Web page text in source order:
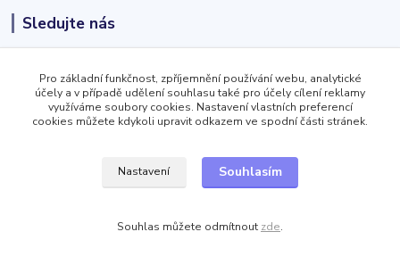
Sledujte nás
Facebook
Twitter
Instagram
Pro základní funkčnost, zpříjemnění používání webu, analytické
účely a v případě udělení souhlasu také pro účely cílení reklamy
využíváme soubory cookies. Nastavení vlastních preferencí
cookies můžete kdykoli upravit odkazem ve spodní části stránek.
Nastavení Souhlasím
Souhlas můžete odmítnout zde.